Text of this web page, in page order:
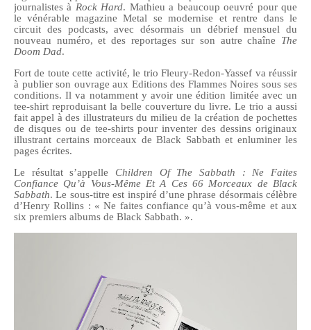
journalistes à Rock Hard. Mathieu a beaucoup oeuvré pour que
le vénérable magazine Metal se modernise et rentre dans le
circuit des podcasts, avec désormais un débrief mensuel du
nouveau numéro, et des reportages sur son autre chaîne The
Doom Dad.
Fort de toute cette activité, le trio Fleury-Redon-Yassef va réussir
à publier son ouvrage aux Editions des Flammes Noires sous ses
conditions. Il va notamment y avoir une édition limitée avec un
tee-shirt reproduisant la belle couverture du livre. Le trio a aussi
fait appel à des illustrateurs du milieu de la création de pochettes
de disques ou de tee-shirts pour inventer des dessins originaux
illustrant certains morceaux de Black Sabbath et enluminer les
pages écrites.
Le résultat s’appelle Children Of The Sabbath : Ne Faites
Confiance Qu’à Vous-Même Et A Ces 66 Morceaux de Black
Sabbath. Le sous-titre est inspiré d’une phrase désormais célèbre
d’Henry Rollins : « Ne faites confiance qu’à vous-même et aux
six premiers albums de Black Sabbath. ».